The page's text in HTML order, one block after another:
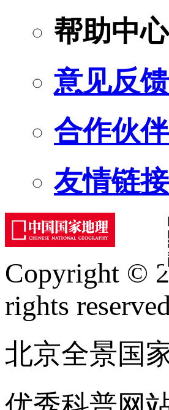
帮助中心
意见反馈
合作伙伴
友情链接
Copyright ©
rights
北京全景国